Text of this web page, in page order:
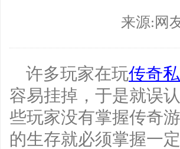
来源:网
许多玩家在玩传奇
容易挂掉，于是就误
些玩家没有掌握传奇
的生存就必须掌握一